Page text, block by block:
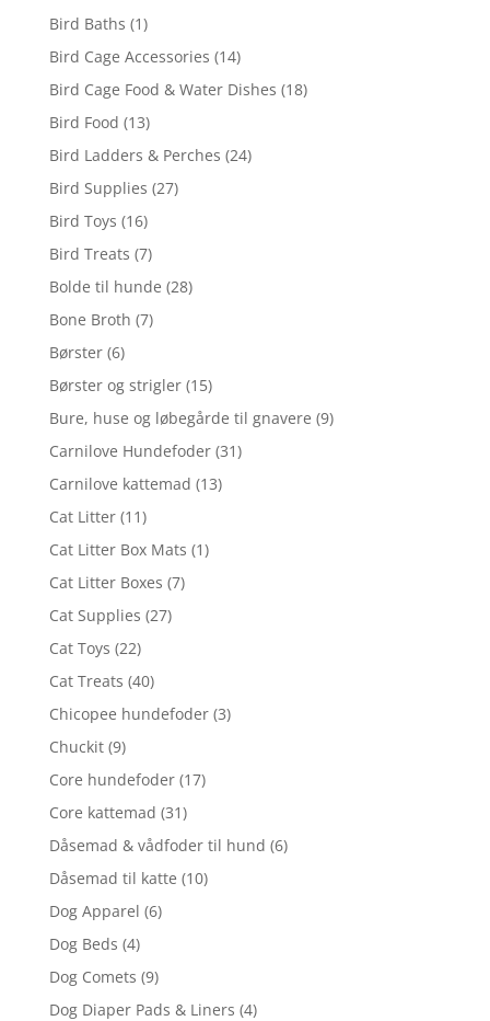
Bird Baths (1)
Bird Cage Accessories (14)
Bird Cage Food & Water Dishes (18)
Bird Food (13)
Bird Ladders & Perches (24)
Bird Supplies (27)
Bird Toys (16)
Bird Treats (7)
Bolde til hunde (28)
Bone Broth (7)
Børster (6)
Børster og strigler (15)
Bure, huse og løbegårde til gnavere (9)
Carnilove Hundefoder (31)
Carnilove kattemad (13)
Cat Litter (11)
Cat Litter Box Mats (1)
Cat Litter Boxes (7)
Cat Supplies (27)
Cat Toys (22)
Cat Treats (40)
Chicopee hundefoder (3)
Chuckit (9)
Core hundefoder (17)
Core kattemad (31)
Dåsemad & vådfoder til hund (6)
Dåsemad til katte (10)
Dog Apparel (6)
Dog Beds (4)
Dog Comets (9)
Dog Diaper Pads & Liners (4)